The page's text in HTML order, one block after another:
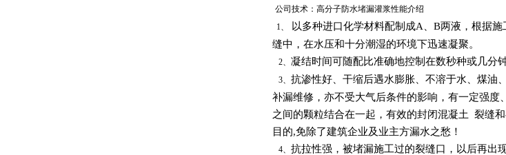
公司技术：高分子防水堵漏灌浆性能介绍
1、
以多种进口化学材料配制成A、B两液，根据
缝中，在水压和十分潮湿的环境下迅速凝聚。
2、 凝结时间可随配比准确地控制在数秒种或几分
3、 抗渗性好、干缩后遇水膨胀、不溶于水、煤油
补漏维修，亦不受大气后条件的影响，有一定强
之间的颗粒结合在一起，有效的封闭混凝土 裂缝
目的,免除了建筑企业及业主方漏水之愁！
4、 抗拉性强，被堵漏施工过的裂缝口，以后再出